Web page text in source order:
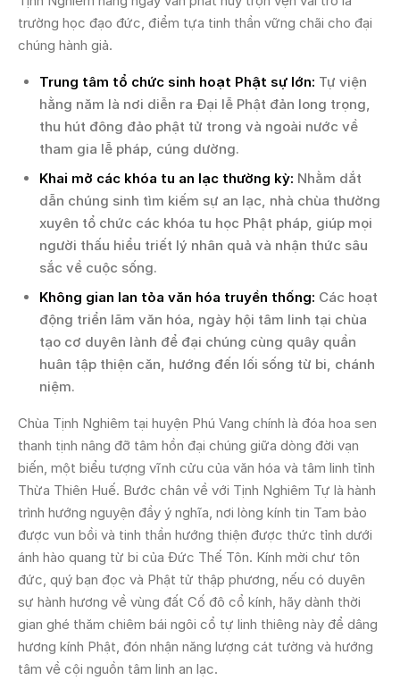
trường học đạo đức, điểm tựa tinh thần vững chãi cho đại
chúng hành giả.
Trung tâm tổ chức sinh hoạt Phật sự lớn: Tự viện
hằng năm là nơi diễn ra Đại lễ Phật đản long trọng,
thu hút đông đảo phật tử trong và ngoài nước về
tham gia lễ pháp, cúng dường.
Khai mở các khóa tu an lạc thường kỳ: Nhằm dắt
dẫn chúng sinh tìm kiếm sự an lạc, nhà chùa thường
xuyên tổ chức các khóa tu học Phật pháp, giúp mọi
người thấu hiểu triết lý nhân quả và nhận thức sâu
sắc về cuộc sống.
Không gian lan tỏa văn hóa truyền thống: Các hoạt
động triển lãm văn hóa, ngày hội tâm linh tại chùa
tạo cơ duyên lành để đại chúng cùng quây quần
huân tập thiện căn, hướng đến lối sống từ bi, chánh
niệm.
Chùa Tịnh Nghiêm tại huyện Phú Vang chính là đóa hoa sen
thanh tịnh nâng đỡ tâm hồn đại chúng giữa dòng đời vạn
biến, một biểu tượng vĩnh cửu của văn hóa và tâm linh tỉnh
Thừa Thiên Huế. Bước chân về với Tịnh Nghiêm Tự là hành
trình hướng nguyện đầy ý nghĩa, nơi lòng kính tin Tam bảo
được vun bồi và tinh thần hướng thiện được thức tỉnh dưới
ánh hào quang từ bi của Đức Thế Tôn. Kính mời chư tôn
đức, quý bạn đọc và Phật tử thập phương, nếu có duyên
sự hành hương về vùng đất Cố đô cổ kính, hãy dành thời
gian ghé thăm chiêm bái ngôi cổ tự linh thiêng này để dâng
hương kính Phật, đón nhận năng lượng cát tường và hướng
tâm về cội nguồn tâm linh an lạc.